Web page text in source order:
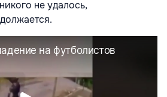
не удалось,